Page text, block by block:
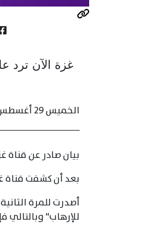
غزة الآن ترد
الخميس 29 أغسطس, 2024
بيان صادر عن قناة
بعد أن كشفت قناة
أصدرت للمرة
للإرهاب"